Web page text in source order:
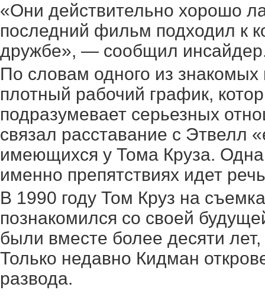
«Они действительно хорошо
последний фильм подходил к
дружбе», — сообщил
По словам одного из знакомых
плотный рабочий график,
подразумевает серьезных
связал расставание с Этвелл
имеющихся у Тома Круза.
именно препятствиях идет
В 1990 году Том Круз на
познакомился со своей
были вместе более десяти
Только недавно Кидман
развода.